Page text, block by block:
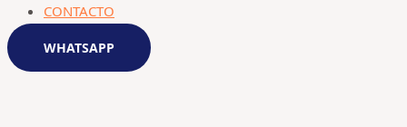
CONTACTO
WHATSAPP